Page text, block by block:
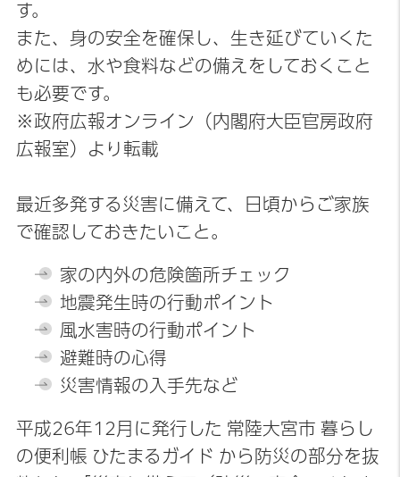
す。
また、身の安全を確保し、生き延びていくた
めには、水や食料などの備えをしておくこと
も必要です。
※政府広報オンライン（内閣府大臣官房政府
広報室）より転載
最近多発する災害に備えて、日頃からご家族
で確認しておきたいこと。
家の内外の危険箇所チェック
地震発生時の行動ポイント
風水害時の行動ポイント
避難時の心得
災害情報の入手先など
平成26年12月に発行した 常陸大宮市 暮らし
の便利帳 ひたまるガイド から防災の部分を抜